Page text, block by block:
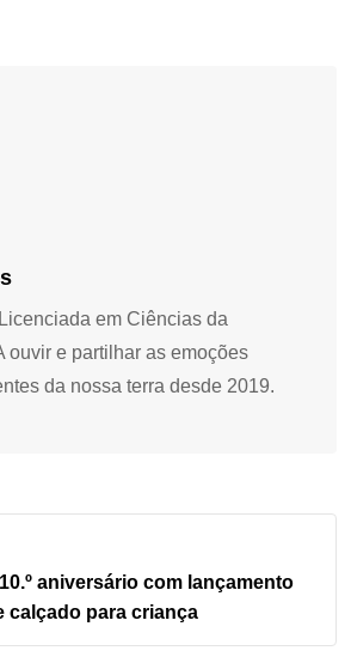
em Ciências da
ouvir e partilhar as emoções
da nossa terra desde 2019.
aniversário com lançamento
calçado para criança